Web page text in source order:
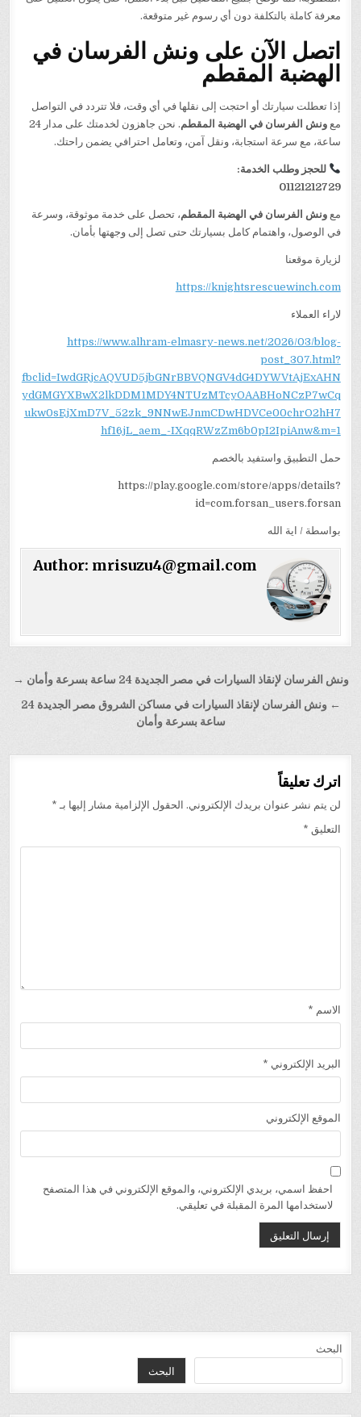
معرفة كاملة بالتكلفة دون أي رسوم غير متوقعة.
اتصل الآن على ونش الفرسان في
الهضبة المقطم
إذا تعطلت سيارتك أو احتجت إلى نقلها في أي وقت، فلا تتردد في التواصل
معونش الفرسان في الهضبة المقطم
. نحن جاهزون لخدمتك على مدار 24
ساعة، مع سرعة استجابة، ونقل آمن، وتعامل احترافي يضمن راحتك.
للحجز وطلب الخدمة:
01121212729
معونش الفرسان في الهضبة المقطم، تحصل على خدمة موثوقة، وسرعة
في الوصول، واهتمام كامل بسيارتك حتى تصل إلى وجهتها بأمان.
لزيارة موقعنا
https://knightsrescuewinch.com
لاراء العملاء
https://www.alhram-elmasry-news.net/2026/03/blog-
post_307.html?
fbclid=IwdGRjcAQVUD5jbGNrBBVQNGV4dG4DYWVtAjExAHN
ydGMGYXBwX2lkDDM1MDY4NTUzMTcyOAABHoNCzP7wCq
ukw0sEjXmD7V_52zk_9NNwEJnmCDwHDVCe00chrO2hH7
hf16jL_aem_-IXqqRWzZm6b0pI2IpiAnw&m=1
حمل التطبيق واستفيد بالخصم
https://play.google.com/store/apps/details?
id=com.forsan_users.forsan
بواسطة / اية الله
Author: mrisuzu4@gmail.com
تصفّح
المقالات
ونش الفرسان لإنقاذ السيارات في مصر الجديدة 24 ساعة بسرعة وأمان →
← ونش الفرسان لإنقاذ السيارات في مساكن الشروق مصر الجديدة 24
ساعة بسرعة وأمان
اترك تعليقاً
لن يتم نشر عنوان بريدك الإلكتروني. الحقول الإلزامية مشار إليها بـ *
التعليق *
الاسم *
البريد الإلكتروني *
الموقع الإلكتروني
احفظ اسمي، بريدي الإلكتروني، والموقع الإلكتروني في هذا المتصفح
لاستخدامها المرة المقبلة في تعليقي.
البحث
البحث